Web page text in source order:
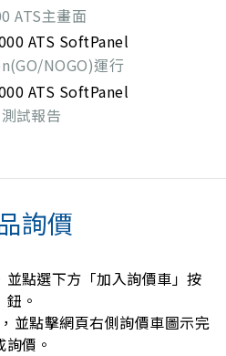
ATS主畫面
NOGO)運行
試報告
詢價
點選下方「加入詢價車」按
鈕。
並點擊網頁右側詢價車圖示完
詢價。